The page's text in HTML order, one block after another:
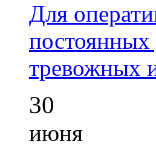
Для
постоянных
тревожных
30
июня